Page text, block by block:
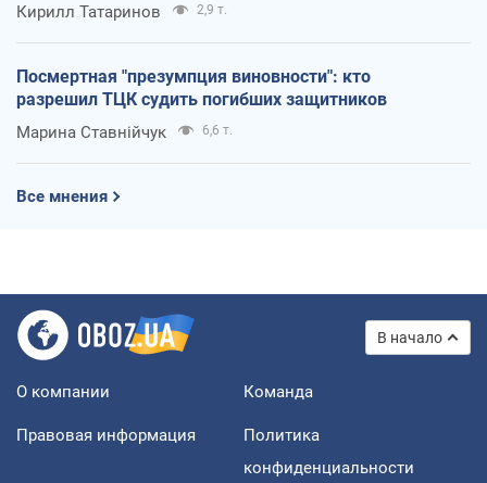
Кирилл Татаринов 2,9 т.
Посмертная "презумпция виновности": кто
разрешил ТЦК судить погибших защитников
Марина Ставнійчук 6,6 т.
Все мнения
В начало
О компании Команда
Правовая информация
Политика
конфиденциальности